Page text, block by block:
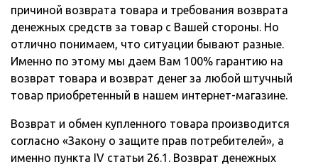
причиной возврата товара и требования возврата
денежных средств за товар с Вашей стороны. Но
отлично понимаем, что ситуации бывают разные.
Именно по этому мы даем Вам 100% гарантию на
возврат товара и возврат денег за любой штучный
товар приобретенный в нашем интернет-магазине.
Возврат и обмен купленного товара производится
согласно «Закону о защите прав потребителей», а
именно пункта IV статьи 26.1. Возврат денежных